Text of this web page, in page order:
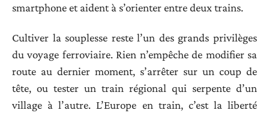
smartphone et aident à s’orienter entre deux trains.
Cultiver la souplesse reste l’un des grands privilèges
du voyage ferroviaire. Rien n’empêche de modifier sa
route au dernier moment, s’arrêter sur un coup de
tête, ou tester un train régional qui serpente d’un
village à l’autre. L’Europe en train, c’est la liberté